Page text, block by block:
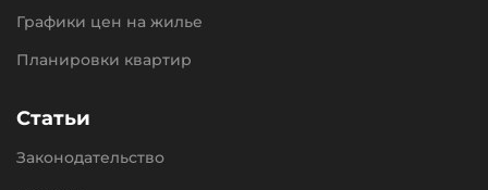
Графики цен на жилье
Планировки квартир
Статьи
Законодательство